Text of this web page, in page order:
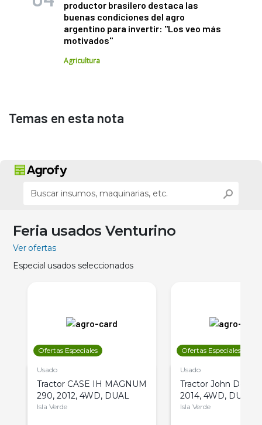
productor brasilero destaca las
buenas condiciones del agro
argentino para invertir: "Los veo más
motivados"
Agricultura
Temas en esta nota
Feria usados Venturino
Ver ofertas
Especial usados seleccionados
Ofertas Especiales
Usado
Tractor CASE IH MAGNUM
290, 2012, 4WD, DUAL
Isla Verde
Ofertas Especiales
Usado
Tractor John Deere
2014, 4WD, DUAL
Isla Verde